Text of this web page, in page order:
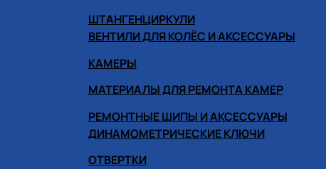
ШТАНГЕНЦИРКУЛИ
ВЕНТИЛИ ДЛЯ КОЛЁС И АКСЕССУАРЫ
КАМЕРЫ
МАТЕРИАЛЫ ДЛЯ РЕМОНТА КАМЕР
РЕМОНТНЫЕ ШИПЫ И АКСЕССУАРЫ
ДИНАМОМЕТРИЧЕСКИЕ КЛЮЧИ
ОТВЕРТКИ